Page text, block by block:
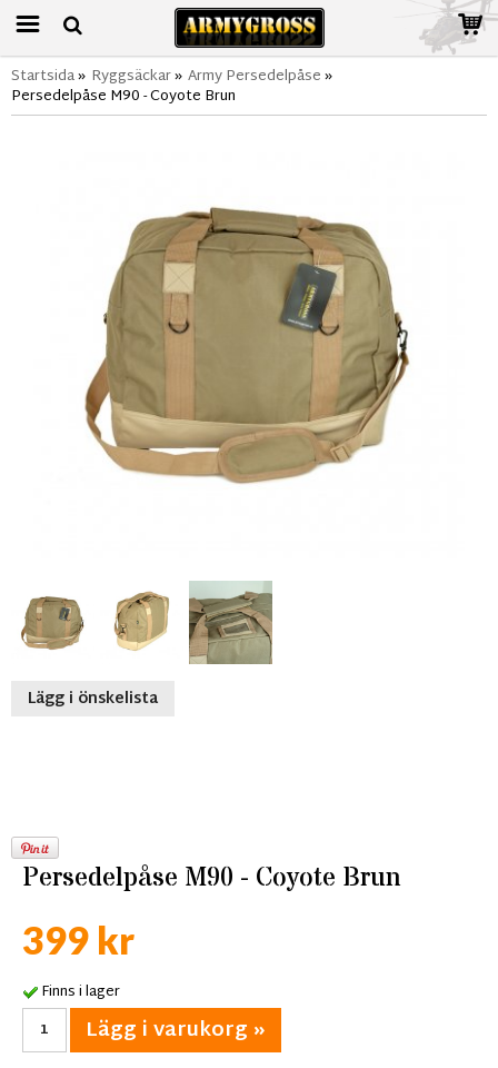
Startsida» Ryggsäckar» Army Persedelpåse»
Persedelpåse M90 - Coyote Brun
Lägg i önskelista
Persedelpåse M90 - Coyote Brun
399 kr
Finns i lager
Lägg i varukorg »